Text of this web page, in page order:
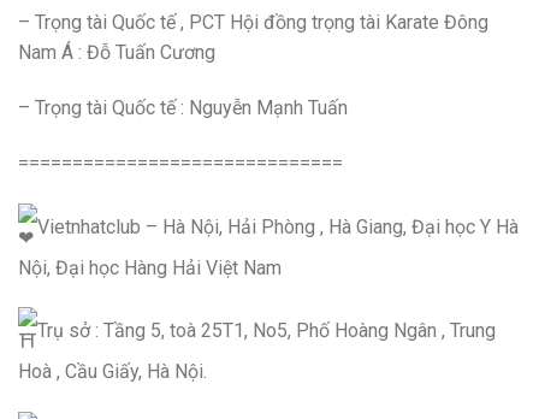
– Trọng tài Quốc tế , PCT Hội đồng trọng tài Karate Đông
Nam Á : Đỗ Tuấn Cương
– Trọng tài Quốc tế : Nguyễn Mạnh Tuấn
==============================
Vietnhatclub – Hà Nội, Hải Phòng , Hà Giang, Đại học Y Hà
Nội, Đại học Hàng Hải Việt Nam
Trụ sở : Tầng 5, toà 25T1, No5, Phố Hoàng Ngân , Trung
Hoà , Cầu Giấy, Hà Nội.